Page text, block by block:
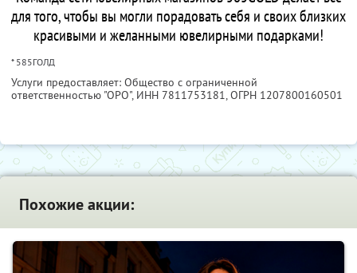
для того, чтобы вы могли порадовать себя и своих близких
красивыми и желанными ювелирными подарками!
* 585ГОЛД
Услуги предоставляет: Общество с ограниченной
ответственностью "ОРО", ИНН 7811753181, ОГРН 1207800160501
Похожие акции: